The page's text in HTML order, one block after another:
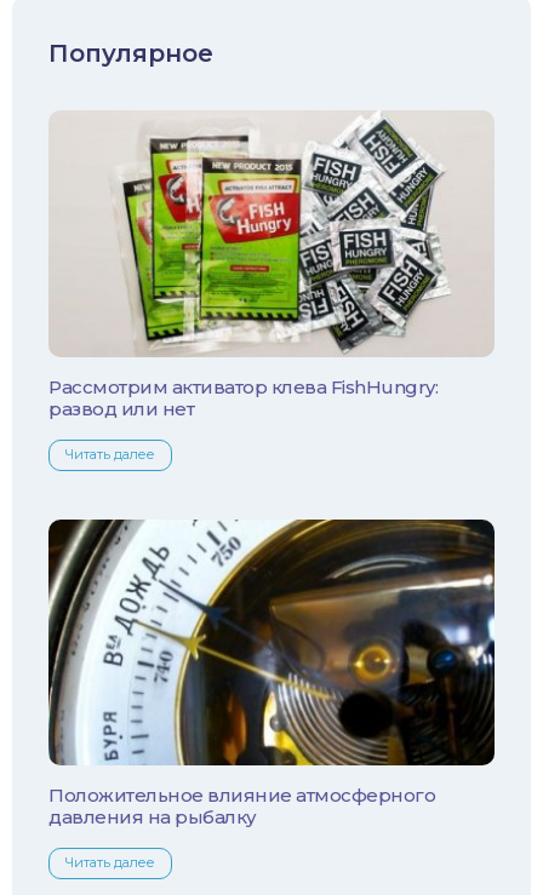
Судак
Плотва
Линь
Белый амур
Осетр
Ротан
Сом
Толстолобик
Уклейка
Форель
Хариус
Популярное
Рассмотрим активатор клева FishHungry:
развод или нет
Читать далее
Положительное влияние атмосферного
давления на рыбалку
Читать далее